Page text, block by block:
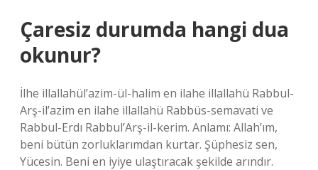
Çaresiz durumda hangi dua
okunur?
İlhe illallahül’azim-ül-halim en ilahe illallahü Rabbul-
Arş-il’azim en ilahe illallahü Rabbüs-semavati ve
Rabbul-Erdı Rabbul’Arş-il-kerim. Anlamı: Allah’ım,
beni bütün zorluklarımdan kurtar. Şüphesiz sen,
Yücesin. Beni en iyiye ulaştıracak şekilde arındır.